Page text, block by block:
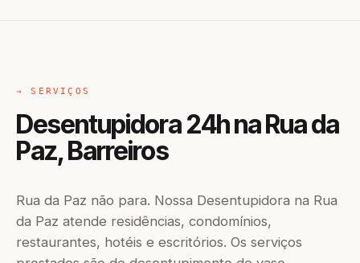
→ SERVIÇOS
Desentupidora 24h na Rua da
Paz, Barreiros
Rua da Paz não para. Nossa Desentupidora na Rua
da Paz atende residências, condomínios,
restaurantes, hotéis e escritórios. Os serviços